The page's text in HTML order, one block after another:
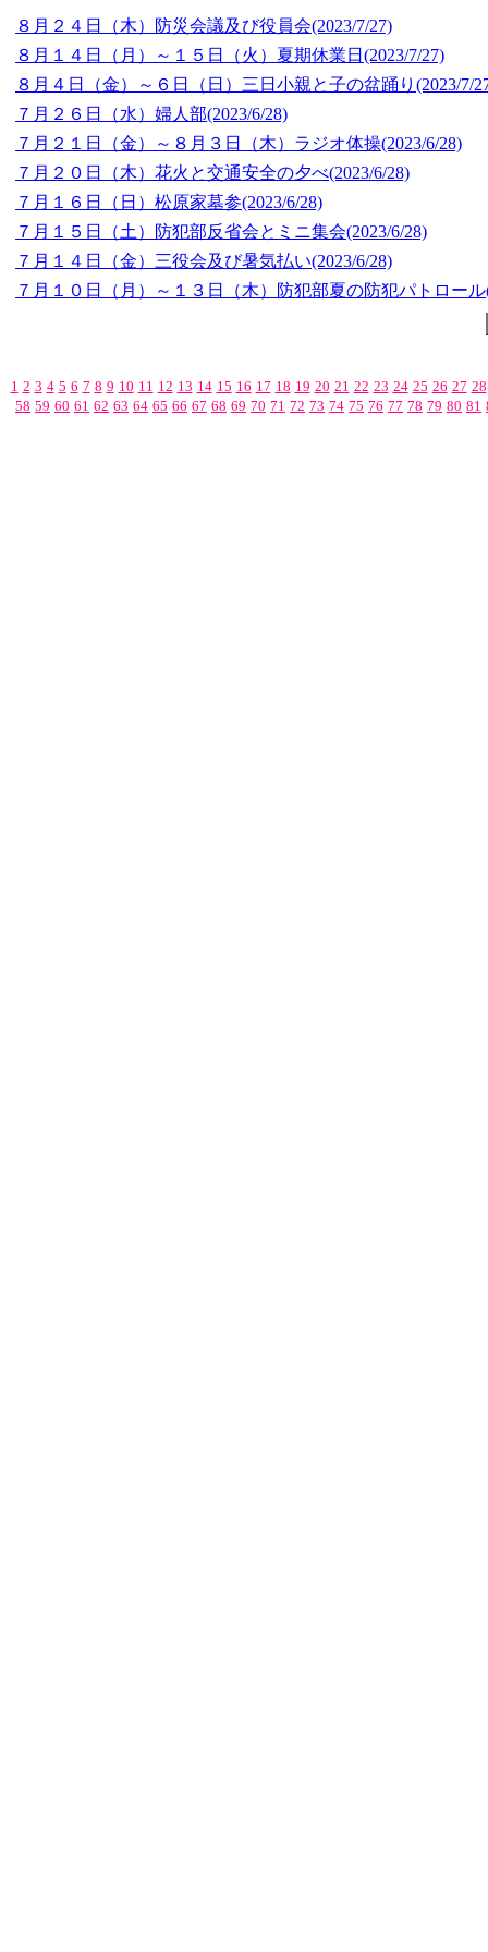
８月２４日（木）防災会議及び役員会(2023/7/27)
８月１４日（月）～１５日（火）夏期休業日 (2023/7/27)
８月４日（金）～６日（日）三日小親と子の盆踊り (2023/7/
７月２６日（水）婦人部(2023/6/28)
７月２１日（金）～８月３日（木）ラジオ体操(2023/6/28)
７月２０日（木）花火と交通安全の夕べ(2023/6/28)
７月１６日（日）松原家墓参(2023/6/28)
７月１５日（土）防犯部反省会とミニ集会(2023/6/28)
７月１４日（金）三役会及び暑気払い(2023/6/28)
７月１０日（月）～１３日（木）防犯部夏の防犯パトロール
1 2 3 4 5 6 7 8 9 10 11 12 13 14 15 16 17 18 19 20 21 22 23 24 25 26 27 28
58 59 60 61 62 63 64 65 66 67 68 69 70 71 72 73 74 75 76 77 78 79 80 81